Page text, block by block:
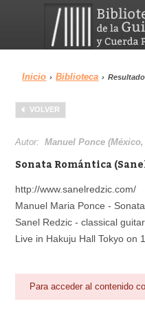
Menu
Biblioteca
Área personal
Inicio › Biblioteca ›
VOLVER
Autor:Manuel Ponce (México,
Sonata Romántica
http://www.sanelredzic.com/
Manuel Maria Ponce -
Sanel Redzic - classical guitar
Live in Hakuju Hall Tokyo on
Para acceder al contenido